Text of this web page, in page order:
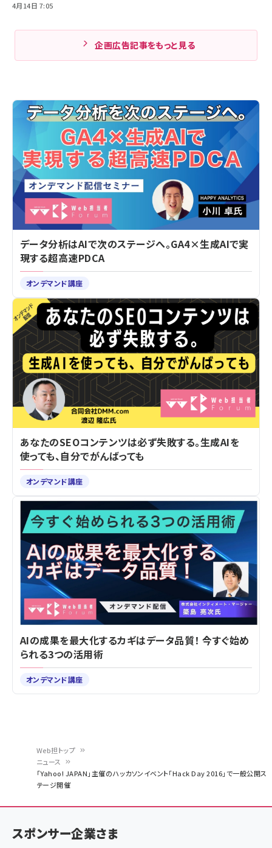
く
ず
Web担トップ
ニュース
「Yahoo! JAPAN」主催のハッカソンイベント「Hack Day 2016」で一般公開ス
テージ開催
4月14日 7:05
企画広告記事をもっと見る
データ分析はAIで次のステージへ。GA4×生成AIで実
現する超高速PDCA
オンデマンド講座
あなたのSEOコンテンツは必ず失敗する。生成AIを
使っても、自分でがんばっても
オンデマンド講座
AIの成果を最大化するカギはデータ品質！ 今すぐ始め
られる3つの活用術
オンデマンド講座
スポンサー企業さま